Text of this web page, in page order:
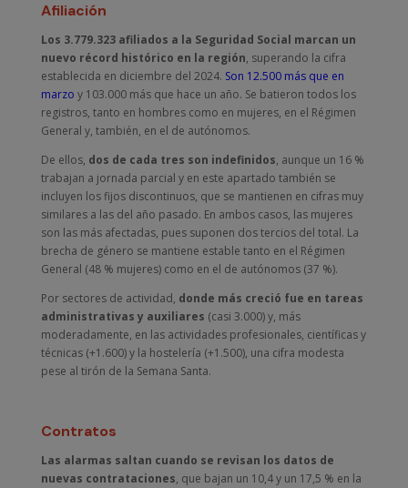
Afiliación
Los 3.779.323 afiliados a la Seguridad Social marcan un
nuevo récord histórico en la región, superando la cifra
establecida en diciembre del 2024. Son 12.500 más que en
marzo y 103.000 más que hace un año. Se batieron todos los
registros, tanto en hombres como en mujeres, en el Régimen
General y, también, en el de autónomos.
De ellos, dos de cada tres son indefinidos, aunque un 16 %
trabajan a jornada parcial y en este apartado también se
incluyen los fijos discontinuos, que se mantienen en cifras muy
similares a las del año pasado. En ambos casos, las mujeres
son las más afectadas, pues suponen dos tercios del total. La
brecha de género se mantiene estable tanto en el Régimen
General (48 % mujeres) como en el de autónomos (37 %).
Por sectores de actividad, donde más creció fue en tareas
administrativas y auxiliares (casi 3.000) y, más
moderadamente, en las actividades profesionales, científicas y
técnicas (+1.600) y la hostelería (+1.500), una cifra modesta
pese al tirón de la Semana Santa.
Contratos
Las alarmas saltan cuando se revisan los datos de
nuevas contrataciones, que bajan un 10,4 y un 17,5 % en la